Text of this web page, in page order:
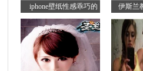
iphone壁纸性感乖巧的 伊斯兰